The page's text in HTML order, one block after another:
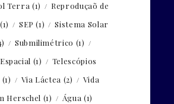
Terra (1)
Reproduçaõ de
(1) SEP (1)
Sistema Solar
Submilimétrico (1)
(1)
Telescópios
(1) Via Láctea (2)
Vida
Herschel (1) Água (1)